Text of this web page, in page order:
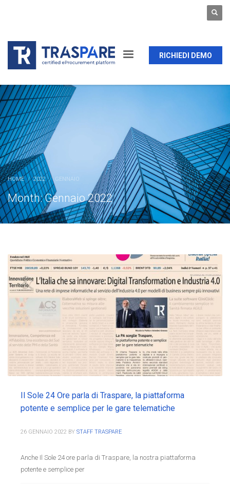
RICHIEDI DEMO
HOME 2022 GENNAIO
Month: Gennaio 2022
Il Sole 24 Ore parla di Traspare, la piattaforma
potente e semplice per le gare telematiche
26 GENNAIO 2022 BY STAFF TRASPARE
Anche Il Sole 24 ore parla di Traspare, la nostra piattaforma
potente e semplice per